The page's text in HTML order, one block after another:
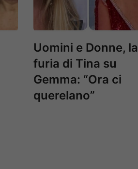
Uomini e Donne, la
furia di Tina su
Gemma: “Ora ci
querelano”